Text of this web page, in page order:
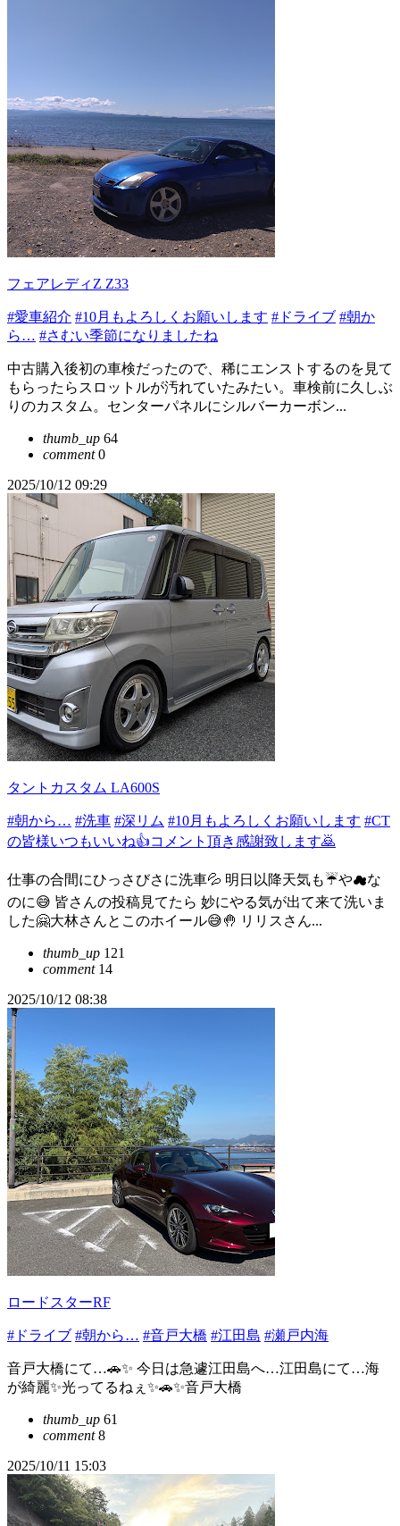
フェアレディZ Z33
#愛車紹介 #10月もよろしくお願いします #ドライブ #朝か
ら… #さむい季節になりましたね
中古購入後初の車検だったので、稀にエンストするのを見て
もらったらスロットルが汚れていたみたい。車検前に久しぶ
りのカスタム。センターパネルにシルバーカーボン...
thumb_up 64
comment0
2025/10/12 09:29
タントカスタム LA600S
#朝から… #洗車 #深リム #10月もよろしくお願いします #CT
の皆様いつもいいね👍コメント頂き感謝致します🙇
仕事の合間にひっさびさに洗車💦 明日以降天気も☔や☁な
のに😅 皆さんの投稿見てたら 妙にやる気が出て来て洗いま
した🤗大林さんとこのホイール😅🤚 リリスさん...
thumb_up 121
comment14
2025/10/12 08:38
ロードスターRF
#ドライブ #朝から… #音戸大橋 #江田島 #瀬戸内海
音戸大橋にて…🚗✨ 今日は急遽江田島へ…江田島にて…海
が綺麗✨光ってるねぇ✨🚗✨音戸大橋
thumb_up 61
comment8
2025/10/11 15:03